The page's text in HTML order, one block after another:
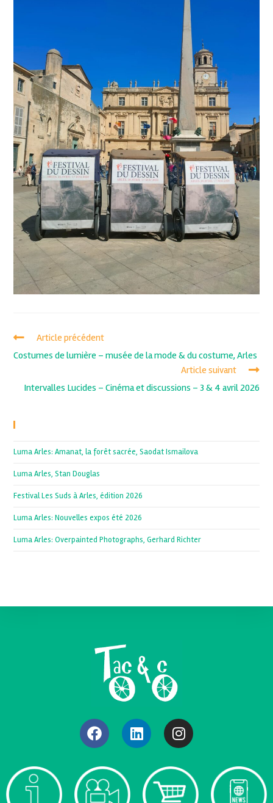
Article précédent
Costumes de lumière – musée de la mode & du costume, Arles
Article suivant
Intervalles Lucides – Cinéma et discussions – 3 & 4 avril 2026
Luma Arles: Amanat, la forêt sacrée, Saodat Ismailova
Luma Arles, Stan Douglas
Festival Les Suds à Arles, édition 2026
Luma Arles: Nouvelles expos été 2026
Luma Arles: Overpainted Photographs, Gerhard Richter